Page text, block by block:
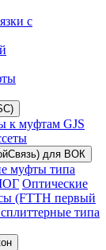
с
к муфтам GJS
для ВОК
муфты типа
Оптические
(FTTH первый
типа